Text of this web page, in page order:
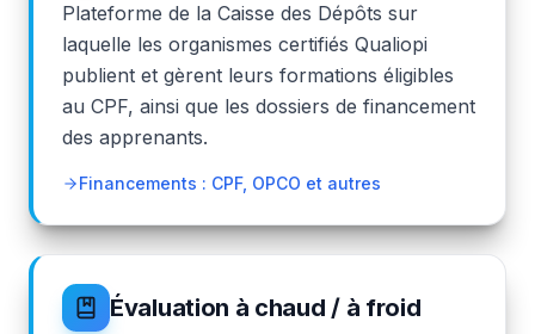
Plateforme de la Caisse des Dépôts sur
laquelle les organismes certifiés Qualiopi
publient et gèrent leurs formations éligibles
au CPF, ainsi que les dossiers de financement
des apprenants.
Financements : CPF, OPCO et autres
Évaluation à chaud / à froid